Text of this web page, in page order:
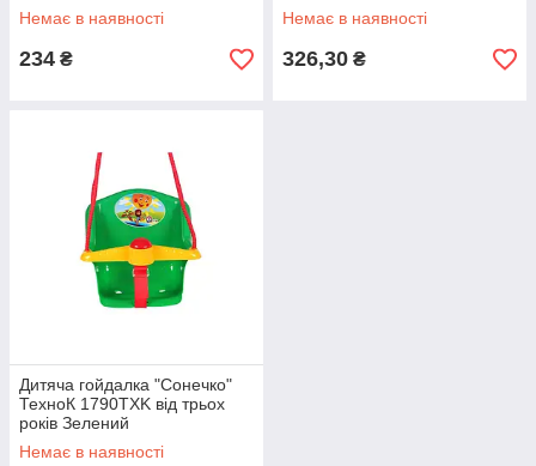
Немає в наявності
234 ₴
Немає в наявності
326,30 ₴
Дитяча гойдалка "Сонечко"
ТехноК 1790TXK від трьох
років Зелений
Немає в наявності